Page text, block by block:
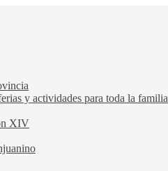
y actividades para toda la familia
XIV